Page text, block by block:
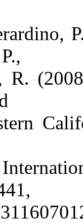
R.